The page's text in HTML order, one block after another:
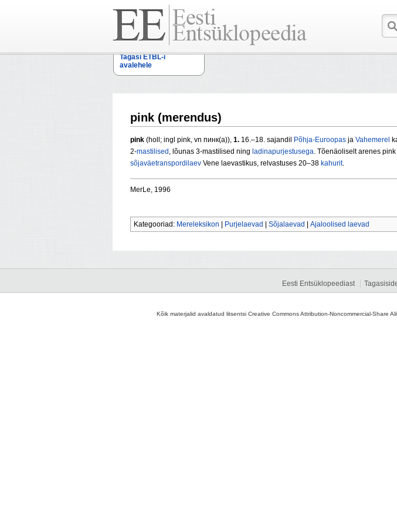
Tagasi ETBL-i
avalehele
pink (merendus)
pink (holl; ingl pink, vn пинк(а)), 1. 16.–18. sajandil Põhja-Euroopas ja Vahemerel
2-mastilised , lõunas 3-mastilised ning ladinapurjestusega. Tõenäoliselt arenes
sõjaväetranspordilaev Vene laevastikus, relvastuses 20–38 kahurit.
MerLe, 1996
Kategooriad: Mereleksikon Purjelaevad Sõjalaevad Ajaloolised laevad
Eesti Entsüklopeediast
Kõik materjalid avaldatud litsentsi Creative Commons Attribution-Noncommercial-Share